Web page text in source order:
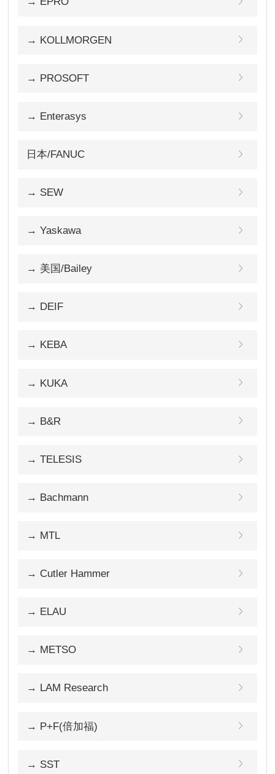
→ KOLLMORGEN
→ PROSOFT
→ Enterasys
日本/FANUC
→ SEW
→ Yaskawa
→ 美国/Bailey
→ DEIF
→ KEBA
→ KUKA
→ B&R
→ TELESIS
→ Bachmann
→ MTL
→ Cutler Hammer
→ ELAU
→ METSO
→ LAM Research
→ P+F(倍加福)
→ SST